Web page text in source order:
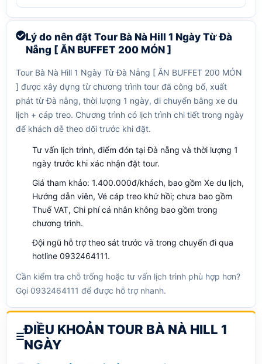
Lý do nên đặt Tour Bà Nà Hill 1 Ngày Từ Đà
Nẵng [ ĂN BUFFET 200 MÓN ]
Tour Bà Nà Hill 1 Ngày Từ Đà Nẵng [ ĂN BUFFET 200 MÓN
] được xây dựng từ chương trình tour đã công bố, xuất
phát từ Đà nẵng, thời lượng 1 ngày, di chuyển bằng xe du
lịch + cáp treo. Chương trình có lịch trình chi tiết trong ngày
để khách dễ theo dõi trước khi đặt.
Tư vấn lịch trình, điểm đón tại Đà nẵng và thời lượng 1
ngày trước khi xác nhận đặt tour.
Giá tham khảo: 1.400.000đ/khách, bao gồm Xe du lịch,
Hướng dẫn viên, Vé cáp treo khứ hồi; chưa bao gồm
Thuế VAT, Chi phí cá nhân không bao gồm trong
chương trình.
Đội ngũ hỗ trợ theo sát trước và trong chuyến đi qua
hotline 0932464111.
Cần kiểm tra chỗ trống hoặc tư vấn lịch trình phù hợp hơn?
Gọi 0932464111 để được hỗ trợ nhanh.
ĐIỀU KHOẢN TOUR BÀ NÀ HILL 1
NGÀY